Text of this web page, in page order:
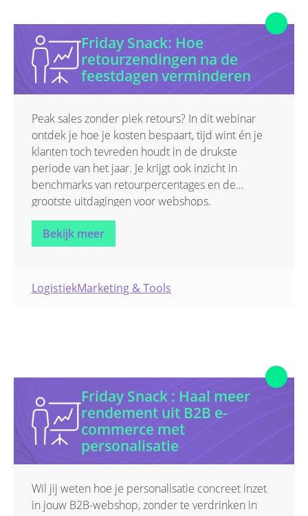
Friday Snack: Hoe
retourzendingen na de
feestdagen verminderen
Peak sales zonder piek retours? In dit webinar
ontdek je hoe je kosten bespaart, tijd wint én je
klanten toch tevreden houdt in de drukste
periode van het jaar. Je krijgt ook inzicht in
benchmarks van retourpercentages en de
grootste uitdagingen voor webshops.
Bekijk meer
LogistiekMarketing & Tools
Friday Snack : Haal meer
rendement uit B2B e-
commerce met
personalisatie
Wil jij weten hoe je personalisatie concreet inzet
in jouw B2B-webshop, zonder te verdrinken in